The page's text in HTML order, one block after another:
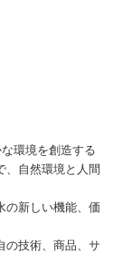
環境を創造する
、自然環境と人間
の新しい機能、価
の技術、商品、サ